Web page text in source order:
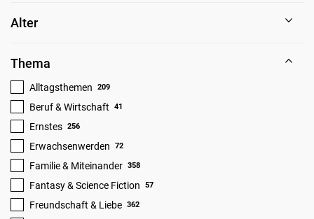
Alter
Thema
Alltagsthemen 209
Beruf & Wirtschaft 41
Ernstes 256
Erwachsenwerden 72
Familie & Miteinander 358
Fantasy & Science Fiction 57
Freundschaft & Liebe 362